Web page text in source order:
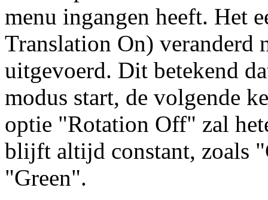
menu ingangen heeft. Het
Translation On) veranderd
uitgevoerd. Dit betekend
modus start, de volgende
optie "Rotation Off" zal
blijft altijd constant, zoals
"Green".